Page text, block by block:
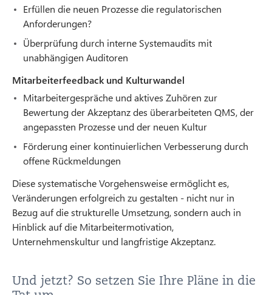
Erfüllen die neuen Prozesse die regulatorischen
Anforderungen?
Überprüfung durch interne Systemaudits mit
unabhängigen Auditoren
Mitarbeiterfeedback und Kulturwandel
Mitarbeitergespräche und aktives Zuhören zur
Bewertung der Akzeptanz des überarbeiteten QMS, der
angepassten Prozesse und der neuen Kultur
Förderung einer kontinuierlichen Verbesserung durch
offene Rückmeldungen
Diese systematische Vorgehensweise ermöglicht es,
Veränderungen erfolgreich zu gestalten - nicht nur in
Bezug auf die strukturelle Umsetzung, sondern auch in
Hinblick auf die Mitarbeitermotivation,
Unternehmenskultur und langfristige Akzeptanz.
Und jetzt? So setzen Sie Ihre Pläne in die